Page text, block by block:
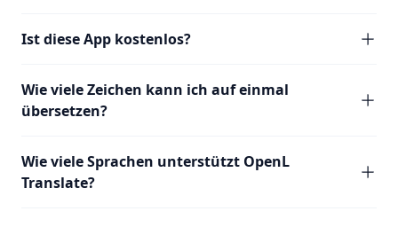
Ist diese App kostenlos?
Wie viele Zeichen kann ich auf einmal
übersetzen?
Wie viele Sprachen unterstützt OpenL
Translate?